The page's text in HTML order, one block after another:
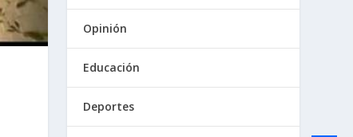
Opinión
Educación
Deportes